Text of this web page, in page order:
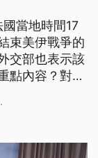
當地時間17
束美伊戰爭的
交部也表示該
點內容？對美